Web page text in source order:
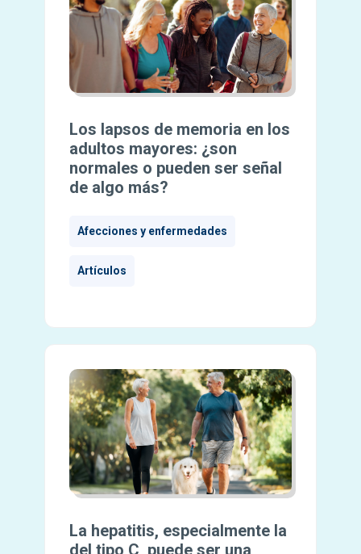
Los lapsos de memoria en los
adultos mayores: ¿son
normales o pueden ser señal
de algo más?
Afecciones y enfermedades
Artículos
La hepatitis, especialmente la
del tipo C, puede ser una